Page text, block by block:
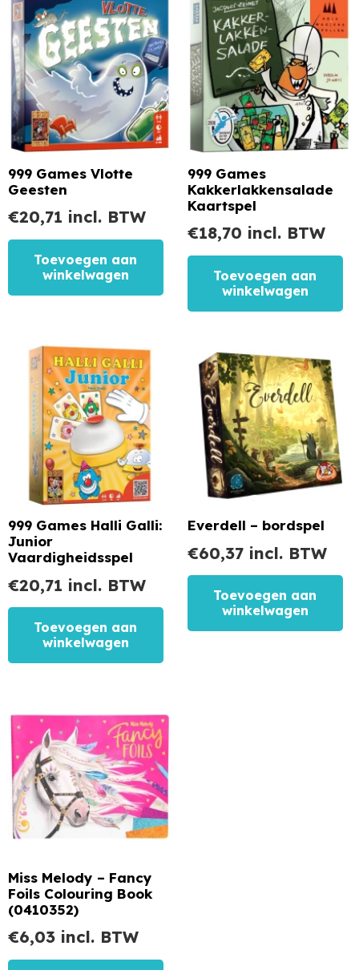
999 Games Vlotte
Geesten
€20,71 incl. BTW
Toevoegen aan
winkelwagen
999 Games
Kakkerlakkensalade
Kaartspel
€18,70 incl. BTW
Toevoegen aan
winkelwagen
999 Games Halli Galli:
Junior
Vaardigheidsspel
€20,71 incl. BTW
Toevoegen aan
winkelwagen
Everdell – bordspel
€60,37 incl. BTW
Toevoegen aan
winkelwagen
Miss Melody – Fancy
Foils Colouring Book
(0410352)
€6,03 incl. BTW